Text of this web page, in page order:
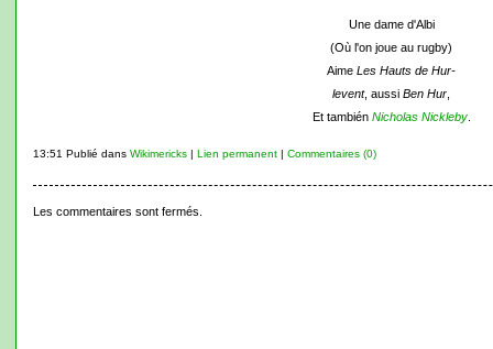
Une dame d'Albi
(Où l'on joue au rugby)
AimeLes Hauts de Hur-
levent, aussiBen Hur
Et también Nicholas Nickleby.
13:51 Publié dans Wikimericks| Lien permanent| Commentaires (0)
Les commentaires sont fermés.